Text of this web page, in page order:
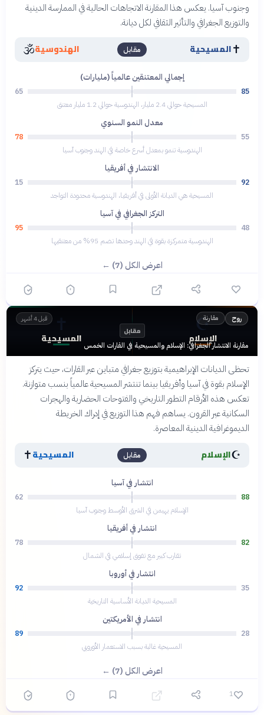
وجنوب آسيا. يعكس هذا المقارنة الاتجاهات الحالية في الممارسة الدينية
والتوزيع الجغرافي والتأثير الثقافي لكل ديانة.
✝️المسيحية مقابل الهندوسية🕉️
إجمالي المعتنقين عالمياً (مليارات)
85
65
المسيحية حوالي 2.4 مليار، الهندوسية حوالي 1.2 مليار معتنق
معدل النمو السنوي
55
78
الهندوسية تنمو بمعدل أسرع خاصة في الهند وجنوب آسيا
الانتشار في أفريقيا
92
15
المسيحية هي الديانة الأولى في أفريقيا، الهندوسية محدودة التواجد
التركز الجغرافي في آسيا
48
95
الهندوسية متمركزة بقوة في الهند وحدها تضم 95% من معتنقيها
اعرض الكل (7) ←
روح مقارنة قبل 4 أشهر ☪️
الإسلام مقابل ✝️
المسيحية مقارنة الانتشار الجغرافي: الإسلام والمسيحية في القارات الخمس
تحظى الديانات الإبراهيمية بتوزيع جغرافي متباين عبر القارات، حيث يتركز
الإسلام بقوة في آسيا وأفريقيا بينما تنتشر المسيحية عالمياً بنسب متوازنة.
تعكس هذه الأرقام التطور التاريخي والفتوحات الحضارية والهجرات
السكانية عبر القرون. يساهم فهم هذا التوزيع في إدراك الخريطة
الديموغرافية الدينية المعاصرة.
☪️الإسلام مقابل المسيحية✝️
انتشار في آسيا
88
62
الإسلام يهيمن في الشرق الأوسط وجنوب آسيا
انتشار في أفريقيا
82
78
تقارب كبير مع تفوق إسلامي في الشمال
انتشار في أوروبا
35
92
المسيحية الديانة الأساسية التاريخية
انتشار في الأمريكتين
28
89
المسيحية غالبة بسبب الاستعمار الأوروبي
اعرض الكل (7) ←
1